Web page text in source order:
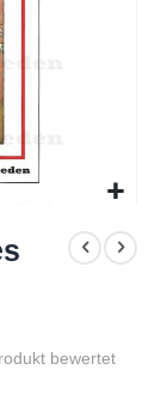
bewertet